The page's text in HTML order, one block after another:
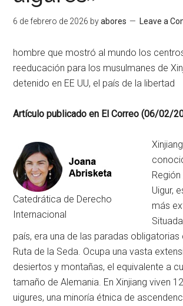
6 de febrero de 2026 byabores Leave a
hombre que mostró al mundo los
reeducación para los musulmanes de
detenido en EE UU, el país de la libertad
Artículo publicado en El Correo (06/02/
Catedrática de Derecho
Internacional
Uigur,
más
país, era una de las paradas obligatorias
Ruta de la Seda. Ocupa una vasta
desiertos y montañas, el equivalente a
tamaño de Alemania. En Xinjiang viven
uigures, una minoría étnica de